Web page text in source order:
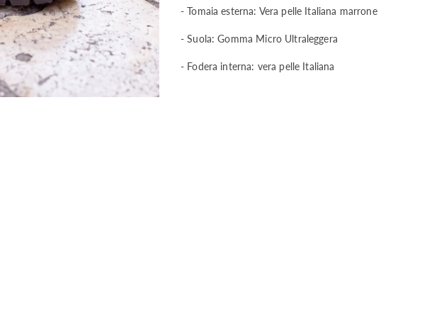
- Tomaia esterna: Vera pelle Italiana marrone
- Suola: Gomma Micro Ultraleggera
- Fodera interna: vera pelle Italiana